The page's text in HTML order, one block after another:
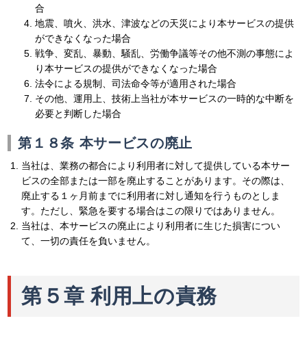
合
地震、噴火、洪水、津波などの天災により本サービスの提供
ができなくなった場合
戦争、変乱、暴動、騒乱、労働争議等その他不測の事態によ
り本サービスの提供ができなくなった場合
法令による規制、司法命令等が適用された場合
その他、運用上、技術上当社が本サービスの一時的な中断を
必要と判断した場合
第１８条 本サービスの廃止
当社は、業務の都合により利用者に対して提供している本サー
ビスの全部または一部を廃止することがあります。その際は、
廃止する１ヶ月前までに利用者に対し通知を行うものとしま
す。ただし、緊急を要する場合はこの限りではありません。
当社は、本サービスの廃止により利用者に生じた損害につい
て、一切の責任を負いません。
第５章 利用上の責務